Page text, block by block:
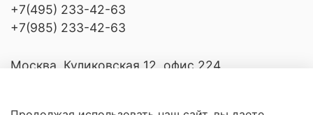
+7(495) 233-42-63
+7(985) 233-42-63
Москва, Куликовская 12, офис 224